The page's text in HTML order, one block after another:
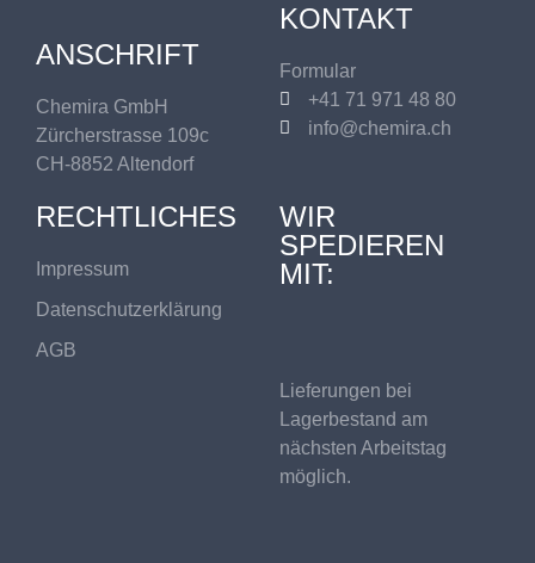
ANSCHRIFT
Chemira GmbH
Zürcherstrasse 109c
CH-8852 Altendorf
KONTAKT
Formular
+41 71 971 48 80
info@chemira.ch
RECHTLICHES
Impressum
Datenschutzerklärung
AGB
WIR
SPEDIEREN
MIT:
Lieferungen bei
Lagerbestand am
nächsten Arbeitstag
möglich.